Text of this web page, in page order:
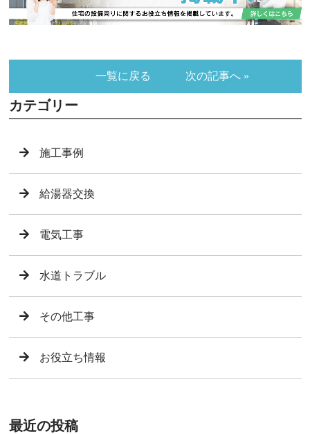
一覧に戻る 次の記事へ »
カテゴリー
施工事例
給湯器交換
電気工事
水道トラブル
その他工事
お役立ち情報
最近の投稿